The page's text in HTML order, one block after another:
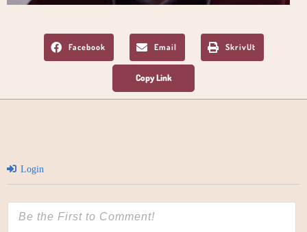
Facebook Email SkrivUt
Login